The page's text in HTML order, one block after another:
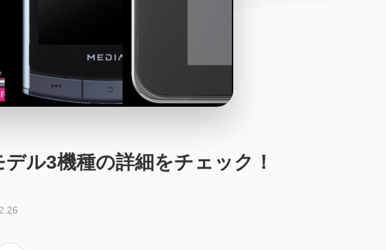
ル3機種の詳細をチェック！